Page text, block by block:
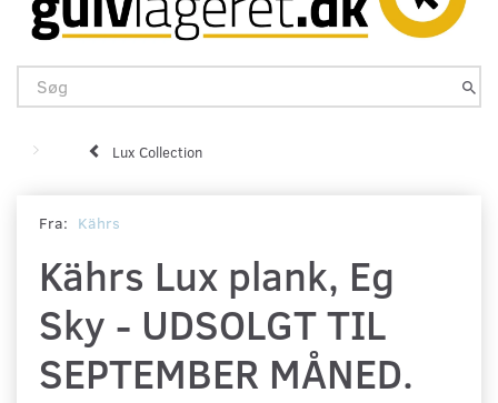
Lux Collection
Fra: Kährs
Kährs Lux plank, Eg
Sky - UDSOLGT TIL
SEPTEMBER MÅNED.